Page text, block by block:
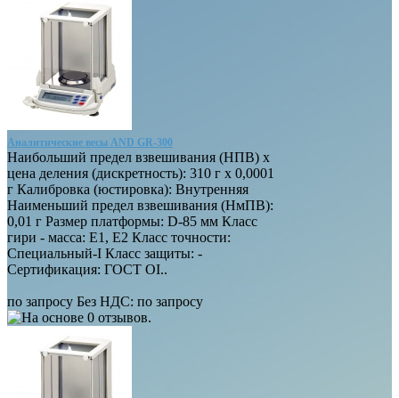
Аналитические весы AND GR-300
Наибольший предел взвешивания (НПВ) х
цена деления (дискретность): 310 г х 0,0001
г Калибровка (юстировка): Внутренняя
Наименьший предел взвешивания (НмПВ):
0,01 г Размер платформы: D-85 мм Класс
гири - масса: E1, E2 Класс точности:
Специальный-I Класс защиты: -
Сертификация: ГОСТ OI..
по запросу Без НДС: по запросу